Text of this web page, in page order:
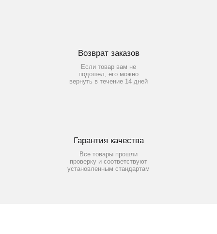
Возврат заказов
Если товар вам не
подошел, его можно
вернуть в течение 14 дней
Гарантия качества
Все товары прошли
проверку и соответствуют
установленным стандартам